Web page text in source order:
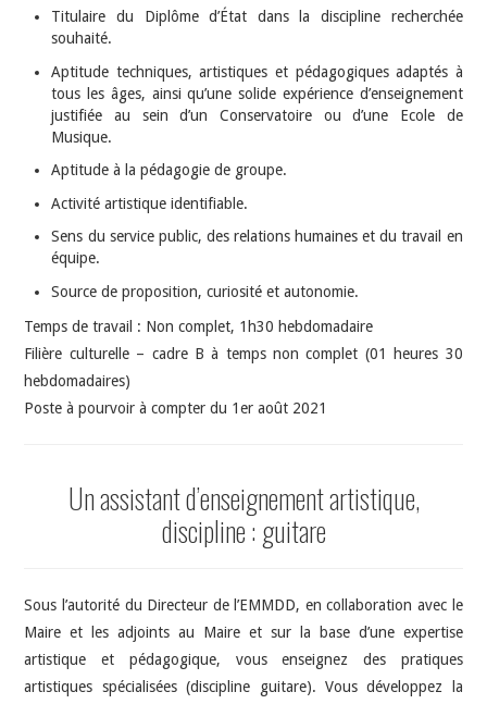
Titulaire du Diplôme d’État dans la discipline recherchée
souhaité.
Aptitude techniques, artistiques et pédagogiques adaptés à
tous les âges, ainsi qu’une solide expérience d’enseignement
justifiée au sein d’un Conservatoire ou d’une Ecole de
Musique.
Aptitude à la pédagogie de groupe.
Activité artistique identifiable.
Sens du service public, des relations humaines et du travail en
équipe.
Source de proposition, curiosité et autonomie.
Temps de travail : Non complet, 1h30 hebdomadaire
Filière culturelle – cadre B à temps non complet (01 heures 30
hebdomadaires)
Poste à pourvoir à compter du 1er août 2021
Un assistant d’enseignement artistique,
discipline : guitare
Sous l’autorité du Directeur de l’EMMDD, en collaboration avec le
Maire et les adjoints au Maire et sur la base d’une expertise
artistique et pédagogique, vous enseignez des pratiques
artistiques spécialisées (discipline guitare). Vous développez la